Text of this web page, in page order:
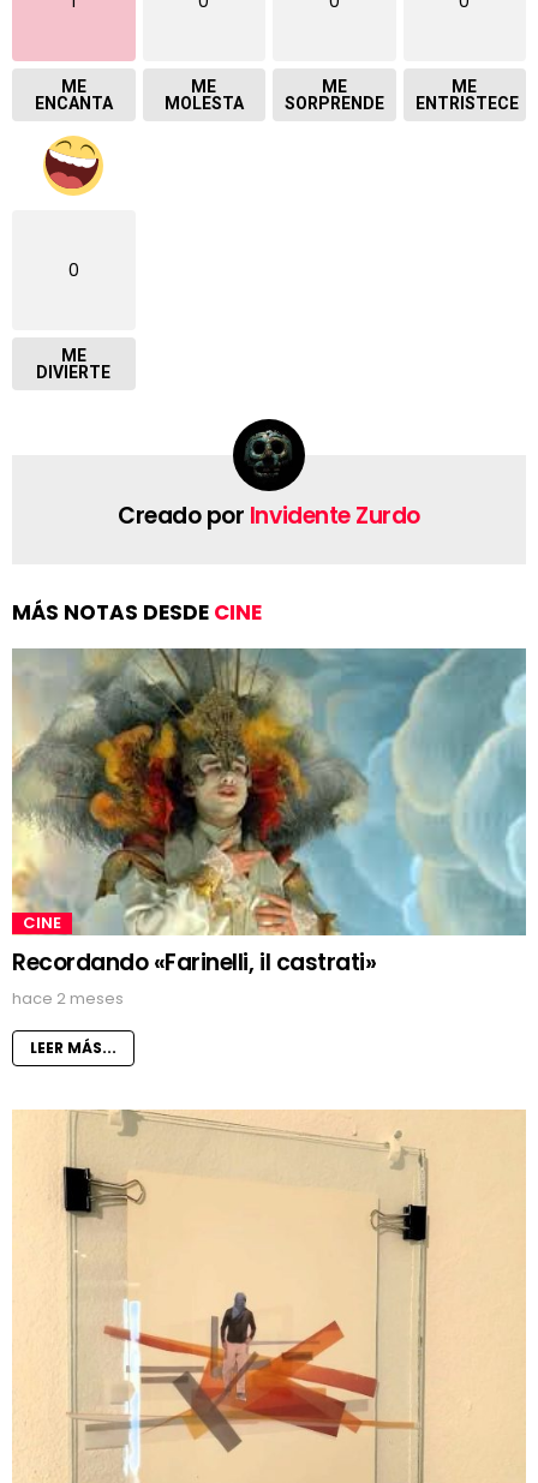
ME
ENCANTA
ME
MOLESTA
ME
SORPRENDE
ME
ENTRISTECE
0
ME
DIVIERTE
Creado por Invidente Zurdo
MÁS NOTAS DESDE CINE
CINE
Recordando «Farinelli, il castrati»
hace 2 meses
LEER MÁS...